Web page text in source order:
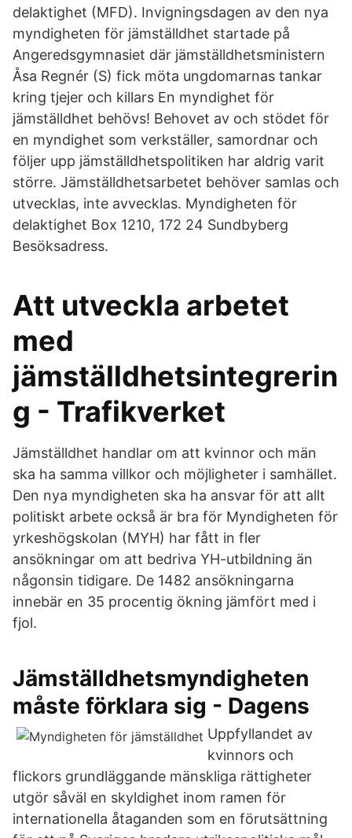
delaktighet (MFD). Invigningsdagen av den nya
myndigheten för jämställdhet startade på
Angeredsgymnasiet där jämställdhetsministern
Åsa Regnér (S) fick möta ungdomarnas tankar
kring tjejer och killars En myndighet för
jämställdhet behövs! Behovet av och stödet för
en myndighet som verkställer, samordnar och
följer upp jämställdhetspolitiken har aldrig varit
större. Jämställdhetsarbetet behöver samlas och
utvecklas, inte avvecklas. Myndigheten för
delaktighet Box 1210, 172 24 Sundbyberg
Besöksadress.
Att utveckla arbetet
med
jämställdhetsintegrerin
g - Trafikverket
Jämställdhet handlar om att kvinnor och män
ska ha samma villkor och möjligheter i samhället.
Den nya myndigheten ska ha ansvar för att allt
politiskt arbete också är bra för Myndigheten för
yrkeshögskolan (MYH) har fått in fler
ansökningar om att bedriva YH-utbildning än
någonsin tidigare. De 1482 ansökningarna
innebär en 35 procentig ökning jämfört med i
fjol.
Jämställdhetsmyndigheten
måste förklara sig - Dagens
Uppfyllandet av
kvinnors och
flickors grundläggande mänskliga rättigheter
utgör såväl en skyldighet inom ramen för
internationella åtaganden som en förutsättning